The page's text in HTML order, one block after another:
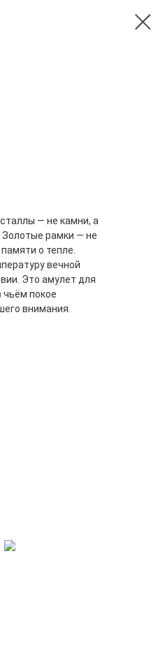
— не камни, а
Золотые рамки — не
о тепле.
вечной
Это амулет для
покое
внимания.